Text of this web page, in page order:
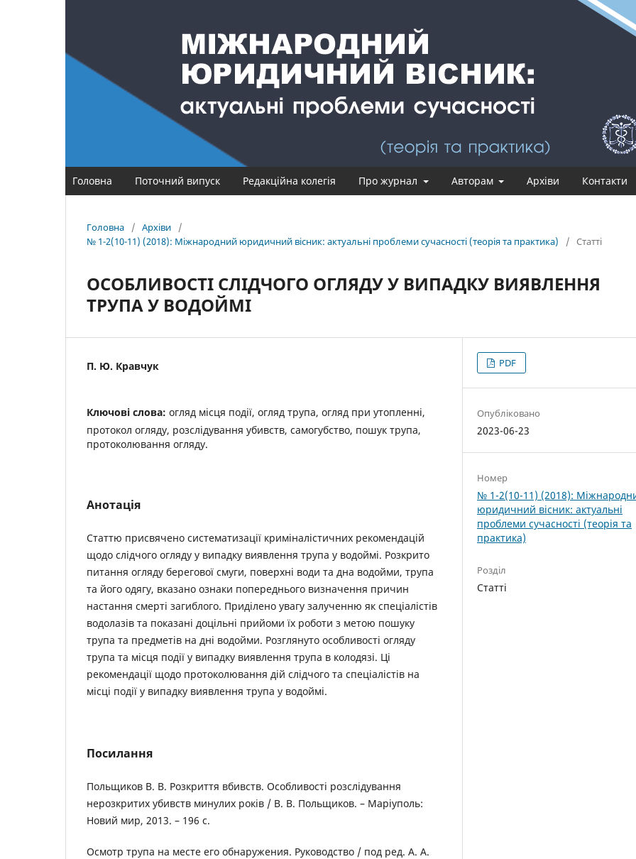
Головна Поточний випуск Редакційна колегія Про журнал Авторам Архіви Контакти
Головна / Архіви
/
№ 1-2(10-11) (2018): Міжнародний юридичний вісник: актуальні проблеми сучасності (теорія та практика)
/ Статті
ОСОБЛИВОСТІ СЛІДЧОГО ОГЛЯДУ У ВИПАДКУ ВИЯВЛЕННЯ
ТРУПА У ВОДОЙМІ
П. Ю. Кравчук
Ключові слова: огляд місця події, огляд трупа, огляд при утопленні,
протокол огляду, розслідування убивств, самогубство, пошук трупа,
протоколювання огляду.
Анотація
Статтю присвячено систематизації криміналістичних рекомендацій
щодо слідчого огляду у випадку виявлення трупа у водоймі. Розкрито
питання огляду берегової смуги, поверхні води та дна водойми, трупа
та його одягу, вказано ознаки попереднього визначення причин
настання смерті загиблого. Приділено увагу залученню як спеціалістів
водолазів та показані доцільні прийоми їх роботи з метою пошуку
трупа та предметів на дні водойми. Розглянуто особливості огляду
трупа та місця події у випадку виявлення трупа в колодязі. Ці
рекомендації щодо протоколювання дій слідчого та спеціалістів на
місці події у випадку виявлення трупа у водоймі.
Посилання
Польщиков В. В. Розкриття вбивств. Особливості розслідування
нерозкритих убивств минулих років / В. В. Польщиков. – Маріуполь:
Новий мир, 2013. – 196 с.
Осмотр трупа на месте его обнаружения. Руководство / под ред. А. А.
PDF
Опубліковано
2023-06-23
Номер
№ 1-2(10-11) (2018):
юридичний вісник: актуальні
проблеми сучасності (теорія та
практика)
Розділ
Статті